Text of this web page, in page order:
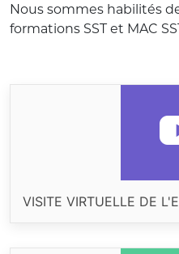
Nous sommes habilités
formations SST et MAC
VISITE VIRTUELLE DE